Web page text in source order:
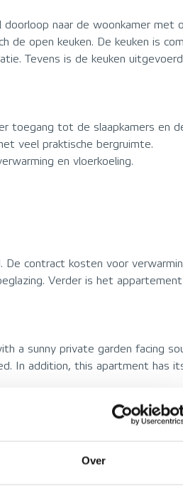
Over
naar de woonkamer met
de open keuken. De keuken is
Tevens is de keuken
toegang tot de slaapkamers en
veel praktische bergruimte.
en vloerkoeling.
contract kosten voor
Verder is het
a sunny private garden facing
In addition, this apartment has
with a wide selection of
are also within easy reach.
sports, music, and hobby
is also easily accessible, within